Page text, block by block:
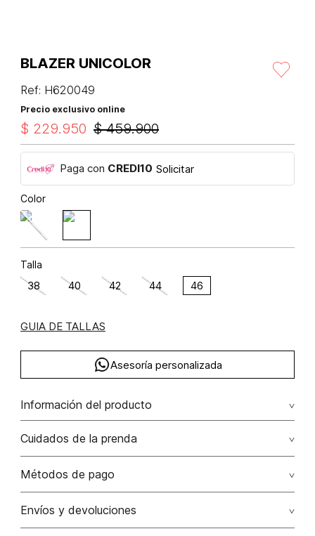
BLAZER UNICOLOR
Ref: H620049
Precio exclusivo online
$ 459.900
$ 229.950
Paga con CREDI10 Solicitar
Color
Talla
38 40 42 44 46
GUIA DE TALLAS
Asesoría personalizada
Información del producto
Poliéster 80% rayón 20% poliéster 80.00%rayón 20.00%
Cuidados de la prenda
Lavado profesional en húmedo (w) planchar con vapor
No lavar
Métodos de pago
Tarjetas de crédito: Visa, Dinners, Master Card y American
Envíos y devoluciones